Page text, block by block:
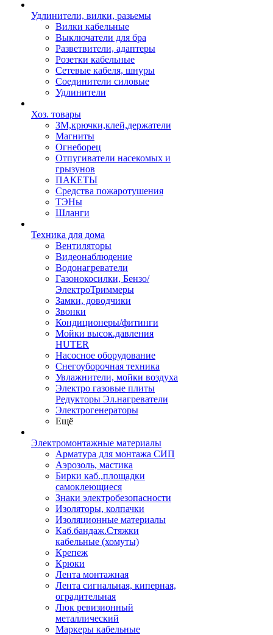
Удлинители, вилки, разьемы
Вилки кабельные
Выключатели для бра
Разветвители, адаптеры
Розетки кабельные
Сетевые кабеля, шнуры
Соединители силовые
Удлинители
Хоз. товары
ЗМ,крючки,клей,держатели
Магниты
Огнеборец
Отпугиватели насекомых и
грызунов
ПАКЕТЫ
Средства пожаротушения
ТЭНы
Шланги
Техника для дома
Вентиляторы
Видеонаблюдение
Водонагреватели
Газонокосилки, Бензо/
ЭлектроТриммеры
Замки, доводчики
Звонки
Кондиционеры/фитинги
Мойки высок.давления
HUTER
Насосное оборудование
Снегоуборочная техника
Увлажнители, мойки воздуха
Электро газовые плиты
Редукторы Эл.нагреватели
Электрогенераторы
Ещё
Электромонтажные материалы
Арматура для монтажа СИП
Аэрозоль, мастика
Бирки каб.,площадки
самоклеющиеся
Знаки электробезопасности
Изоляторы, колпачки
Изоляционные материалы
Каб.бандаж.Стяжки
кабельные (хомуты)
Крепеж
Крюки
Лента монтажная
Лента сигнальная, киперная,
оградительная
Люк ревизионный
металлический
Маркеры кабельные